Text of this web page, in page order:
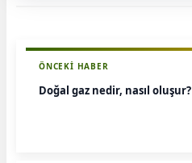
ÖNCEKI HABER
Doğal gaz nedir, nasıl oluşur?